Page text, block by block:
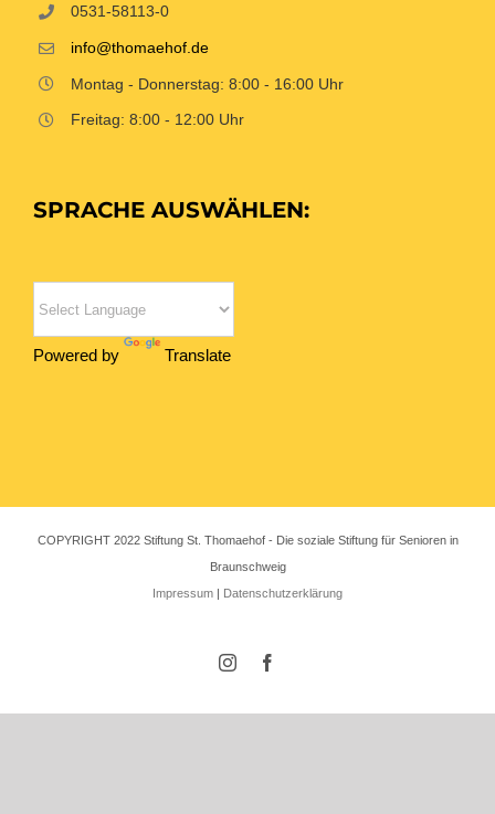
0531-58113-0
info@thomaehof.de
Montag - Donnerstag: 8:00 - 16:00 Uhr
Freitag: 8:00 - 12:00 Uhr
SPRACHE AUSWÄHLEN:
Powered by Translate
COPYRIGHT 2022 Stiftung St. Thomaehof - Die soziale Stiftung für Senioren in
Braunschweig
Impressum
Datenschutzerklärung
Instagram